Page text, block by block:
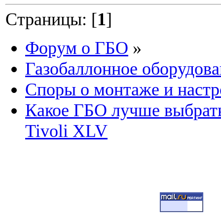
Страницы: [1]
Форум о ГБО »
Газобаллонное
Споры о монтаже и
Какое ГБО лучше
Tivoli XLV